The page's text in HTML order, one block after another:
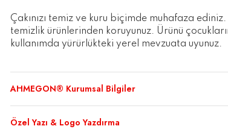
Çakınızı temiz ve kuru biçimde muhafaza
temizlik ürünlerinden koruyunuz. Ürünü
kullanımda yürürlükteki yerel mevzuata uyunuz.
AHMEGON® Kurumsal Bilgiler
Özel Yazı & Logo Yazdırma